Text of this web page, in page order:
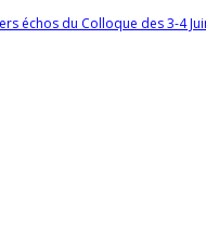
échos du Colloque des 3-4